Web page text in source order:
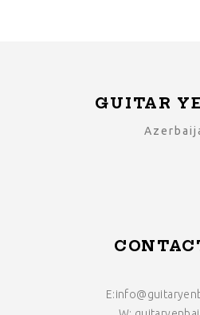
GUITAR
E: